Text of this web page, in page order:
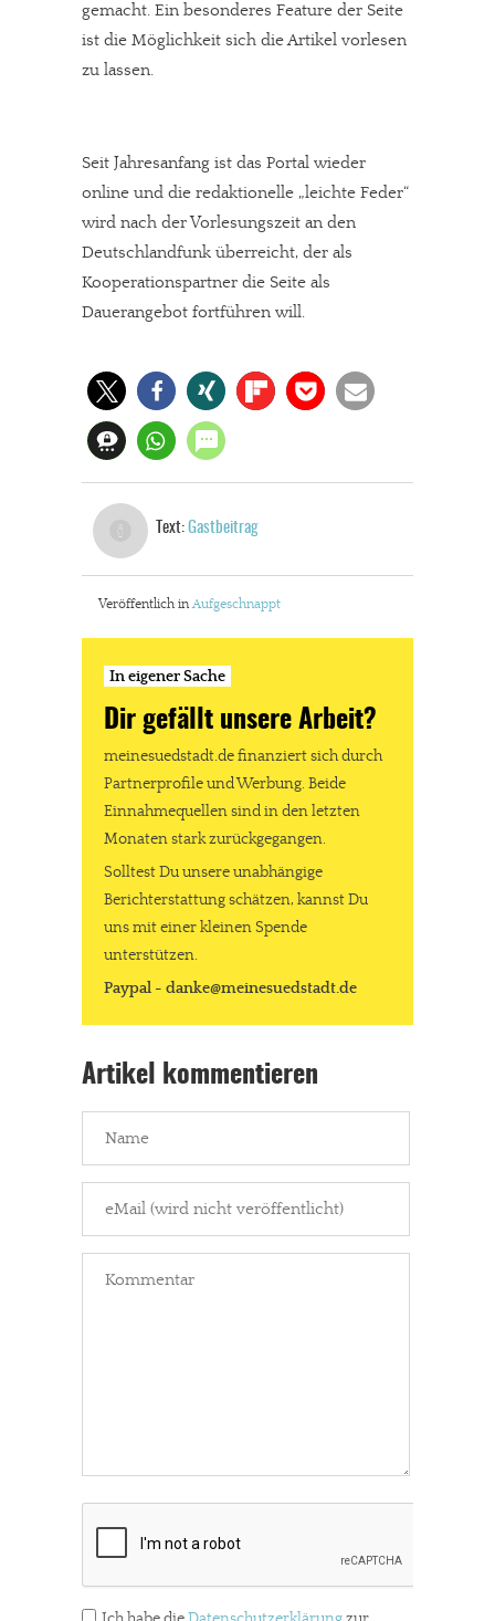
gemacht. Ein besonderes Feature der Seite
ist die Möglichkeit sich die Artikel vorlesen
zu lassen.
Seit Jahresanfang ist das Portal wieder
online und die redaktionelle „leichte Feder“
wird nach der Vorlesungszeit an den
Deutschlandfunk überreicht, der als
Kooperationspartner die Seite als
Dauerangebot fortführen will.
Text: Gastbeitrag
Veröffentlich inAufgeschnappt
In eigener Sache
Dir gefällt unsere Arbeit?
meinesuedstadt.de finanziert sich durch
Partnerprofile und Werbung. Beide
Einnahmequellen sind in den letzten
Monaten stark zurückgegangen.
Solltest Du unsere unabhängige
Berichterstattung schätzen, kannst Du
uns mit einer kleinen Spende
unterstützen.
Paypal - danke@meinesuedstadt.de
Artikel kommentieren